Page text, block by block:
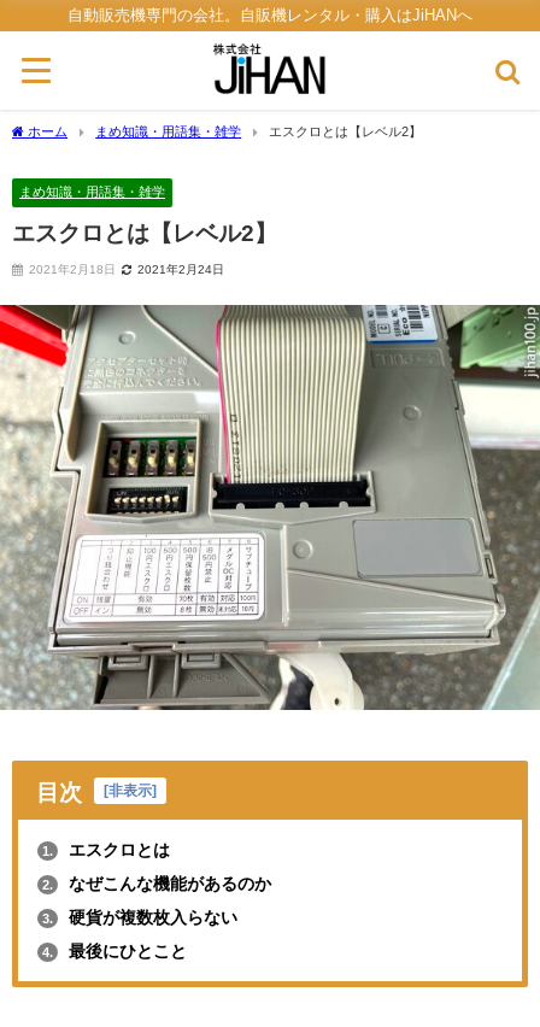
自動販売機専門の会社。自販機レンタル・購入はJiHANへ
ホーム まめ知識・用語集・雑学 エスクロとは【レベル2】
まめ知識・用語集・雑学
エスクロとは【レベル2】
2021年2月18日 2021年2月24日
目次 [非表示]
1. エスクロとは
2. なぜこんな機能があるのか
3. 硬貨が複数枚入らない
4. 最後にひとこと